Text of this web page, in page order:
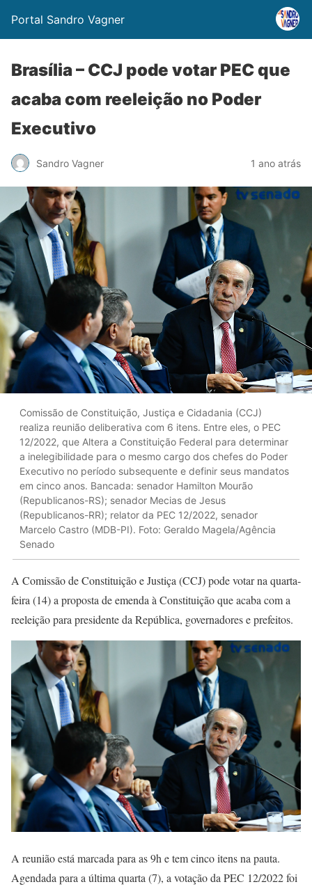
Portal Sandro Vagner
Brasília – CCJ pode votar PEC que
acaba com reeleição no Poder
Executivo
Sandro Vagner 1 ano atrás
Comissão de Constituição, Justiça e Cidadania (CCJ)
realiza reunião deliberativa com 6 itens. Entre eles, o PEC
12/2022, que Altera a Constituição Federal para determinar
a inelegibilidade para o mesmo cargo dos chefes do Poder
Executivo no período subsequente e definir seus mandatos
em cinco anos. Bancada: senador Hamilton Mourão
(Republicanos-RS); senador Mecias de Jesus
(Republicanos-RR); relator da PEC 12/2022, senador
Marcelo Castro (MDB-PI). Foto: Geraldo Magela/Agência
Senado
A Comissão de Constituição e Justiça (CCJ) pode votar na quarta-
feira (14) a proposta de emenda à Constituição que acaba com a
reeleição para presidente da República, governadores e prefeitos.
A reunião está marcada para as 9h e tem cinco itens na pauta.
Agendada para a última quarta (7), a votação da PEC 12/2022 foi